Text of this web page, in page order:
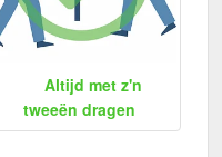
Altijd met z'n
tweeën dragen